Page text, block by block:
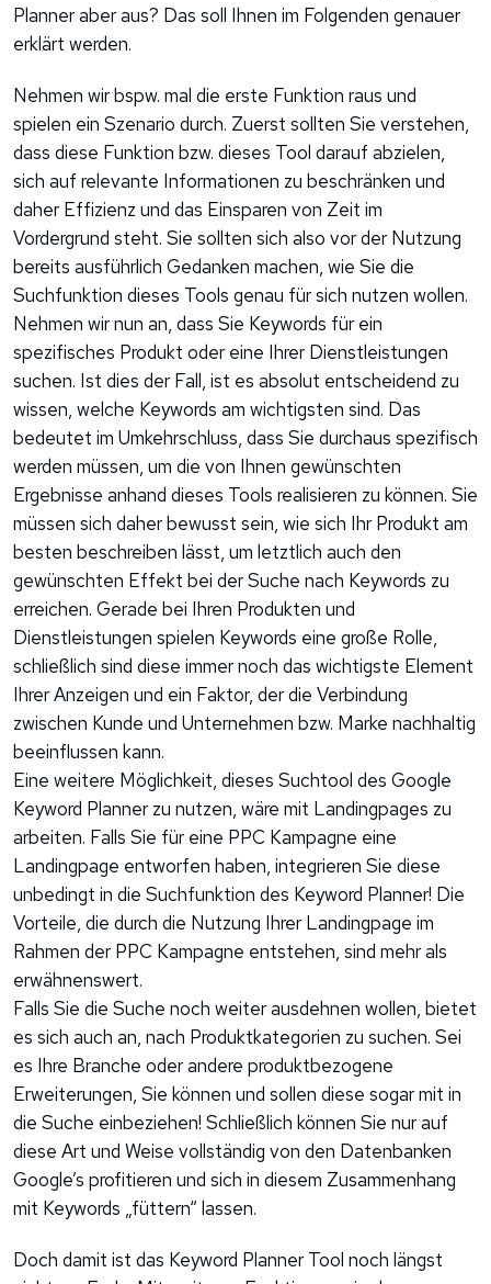
Planner aber aus? Das soll Ihnen im Folgenden genauer
erklärt werden.
Nehmen wir bspw. mal die erste Funktion raus und
spielen ein Szenario durch. Zuerst sollten Sie verstehen,
dass diese Funktion bzw. dieses Tool darauf abzielen,
sich auf relevante Informationen zu beschränken und
daher Effizienz und das Einsparen von Zeit im
Vordergrund steht. Sie sollten sich also vor der Nutzung
bereits ausführlich Gedanken machen, wie Sie die
Suchfunktion dieses Tools genau für sich nutzen wollen.
Nehmen wir nun an, dass Sie Keywords für ein
spezifisches Produkt oder eine Ihrer Dienstleistungen
suchen. Ist dies der Fall, ist es absolut entscheidend zu
wissen, welche Keywords am wichtigsten sind. Das
bedeutet im Umkehrschluss, dass Sie durchaus spezifisch
werden müssen, um die von Ihnen gewünschten
Ergebnisse anhand dieses Tools realisieren zu können. Sie
müssen sich daher bewusst sein, wie sich Ihr Produkt am
besten beschreiben lässt, um letztlich auch den
gewünschten Effekt bei der Suche nach Keywords zu
erreichen. Gerade bei Ihren Produkten und
Dienstleistungen spielen Keywords eine große Rolle,
schließlich sind diese immer noch das wichtigste Element
Ihrer Anzeigen und ein Faktor, der die Verbindung
zwischen Kunde und Unternehmen bzw. Marke nachhaltig
beeinflussen kann.
Eine weitere Möglichkeit, dieses Suchtool des Google
Keyword Planner zu nutzen, wäre mit Landingpages zu
arbeiten. Falls Sie für eine PPC Kampagne eine
Landingpage entworfen haben, integrieren Sie diese
unbedingt in die Suchfunktion des Keyword Planner! Die
Vorteile, die durch die Nutzung Ihrer Landingpage im
Rahmen der PPC Kampagne entstehen, sind mehr als
erwähnenswert.
Falls Sie die Suche noch weiter ausdehnen wollen, bietet
es sich auch an, nach Produktkategorien zu suchen. Sei
es Ihre Branche oder andere produktbezogene
Erweiterungen, Sie können und sollen diese sogar mit in
die Suche einbeziehen! Schließlich können Sie nur auf
diese Art und Weise vollständig von den Datenbanken
Google’s profitieren und sich in diesem Zusammenhang
mit Keywords „füttern“ lassen.
Doch damit ist das Keyword Planner Tool noch längst